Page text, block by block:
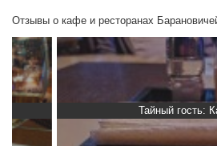
Отзывы о кафе и ресторанах
Тайный гость: Кафе